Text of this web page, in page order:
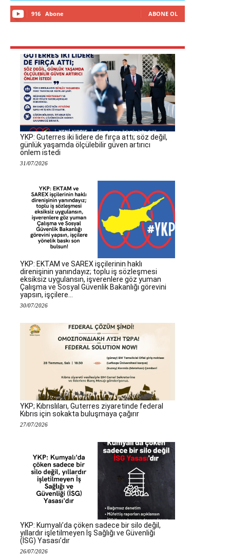
916 Abone ABONE OL
YKP: Guterres iki lidere de fırça attı; söz değil,
günlük yaşamda ölçülebilir güven artırıcı
önlem istedi
31/07/2026
YKP: EKTAM ve SAREX işçilerinin haklı
direnişinin yanındayız; toplu iş sözleşmesi
eksiksiz uygulansın, işverenlere göz yuman
Çalışma ve Sosyal Güvenlik Bakanlığı görevini
yapsın, işçilere...
30/07/2026
YKP; Kıbrıslıları, Guterres ziyaretinde federal
Kıbrıs için sokakta buluşmaya çağırır
27/07/2026
YKP: Kumyalı’da çöken sadece bir silo değil,
yıllardır işletilmeyen İş Sağlığı ve Güvenliği
(İSG) Yasası’dır
26/07/2026